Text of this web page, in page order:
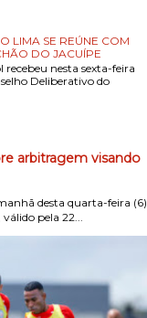
LIMA SE REÚNE COM
DO JACUÍPE
recebeu nesta sexta-feira
Deliberativo do
arbitragem visando
desta quarta-feira (6)
pela 22...